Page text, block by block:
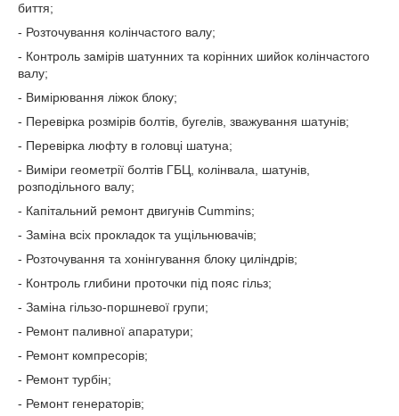
биття;
- Розточування колінчастого валу;
- Контроль замірів шатунних та корінних шийок колінчастого
валу;
- Вимірювання ліжок блоку;
- Перевірка розмірів болтів, бугелів, зважування шатунів;
- Перевірка люфту в головці шатуна;
- Виміри геометрії болтів ГБЦ, колінвала, шатунів,
розподільного валу;
- Капітальний ремонт двигунів Cummins;
- Заміна всіх прокладок та ущільнювачів;
- Розточування та хонінгування блоку циліндрів;
- Контроль глибини проточки під пояс гільз;
- Заміна гільзо-поршневої групи;
- Ремонт паливної апаратури;
- Ремонт компресорів;
- Ремонт турбін;
- Ремонт генераторів;